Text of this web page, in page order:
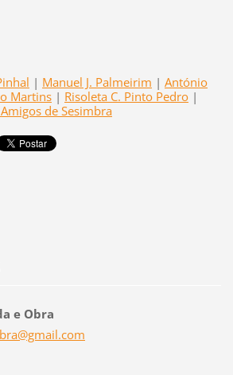
| Manuel J. Palmeirim | António
Martins | Risoleta C. Pinto Pedro |
de Sesimbra
e Obra
ail.com